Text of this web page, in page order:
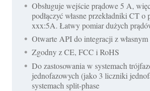
Obsługuje wejście prądowe 5 A,
podłączyć własne przekładniki CT o
xxx:5A. Łatwy pomiar dużych
Otwarte API do integracji z własnym
Zgodny z CE, FCC i RoHS
Do zastosowania w systemach
jednofazowych (jako 3 liczniki
systemach split-phase